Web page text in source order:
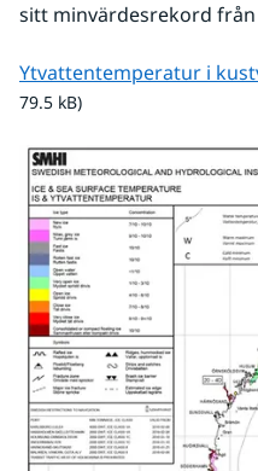
sitt minvärdesrekord
Ytvattentemperatur i
79.5 kB)